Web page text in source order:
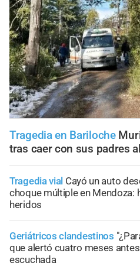
Tragedia en Bariloche
tras caer con sus padres
Tragedia vial Cayó un auto
choque múltiple en Mendoza:
heridos
Geriátricos clandestinos
que alertó cuatro meses
escuchada